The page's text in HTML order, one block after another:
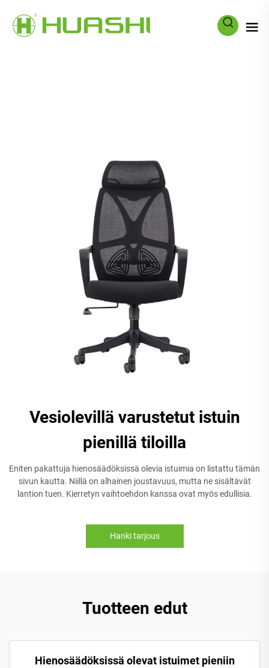
Vesiolevillä varustetut istuin
pienillä tiloilla
Eniten pakattuja hienosäädöksissä olevia istuimia on listattu tämän
sivun kautta. Niillä on alhainen joustavuus, mutta ne sisältävät
lantion tuen. Kierretyn vaihtoehdon kanssa ovat myös edullisia.
Hanki tarjous
Tuotteen edut
Hienosäädöksissä olevat istuimet pieniin